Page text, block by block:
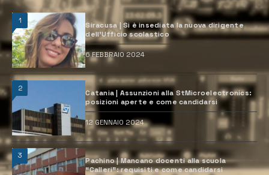
1
Siracusa | Si è insediata la nuova dirigente
dell’Ufficio scolastico
6 FEBBRAIO 2024
2
Catania | Assunzioni alla StMicroelectronics:
posizioni aperte e come candidarsi
12 GENNAIO 2024
3
Pachino | Mancano docenti alla scuola
“Calleri”: requisiti e come candidarsi